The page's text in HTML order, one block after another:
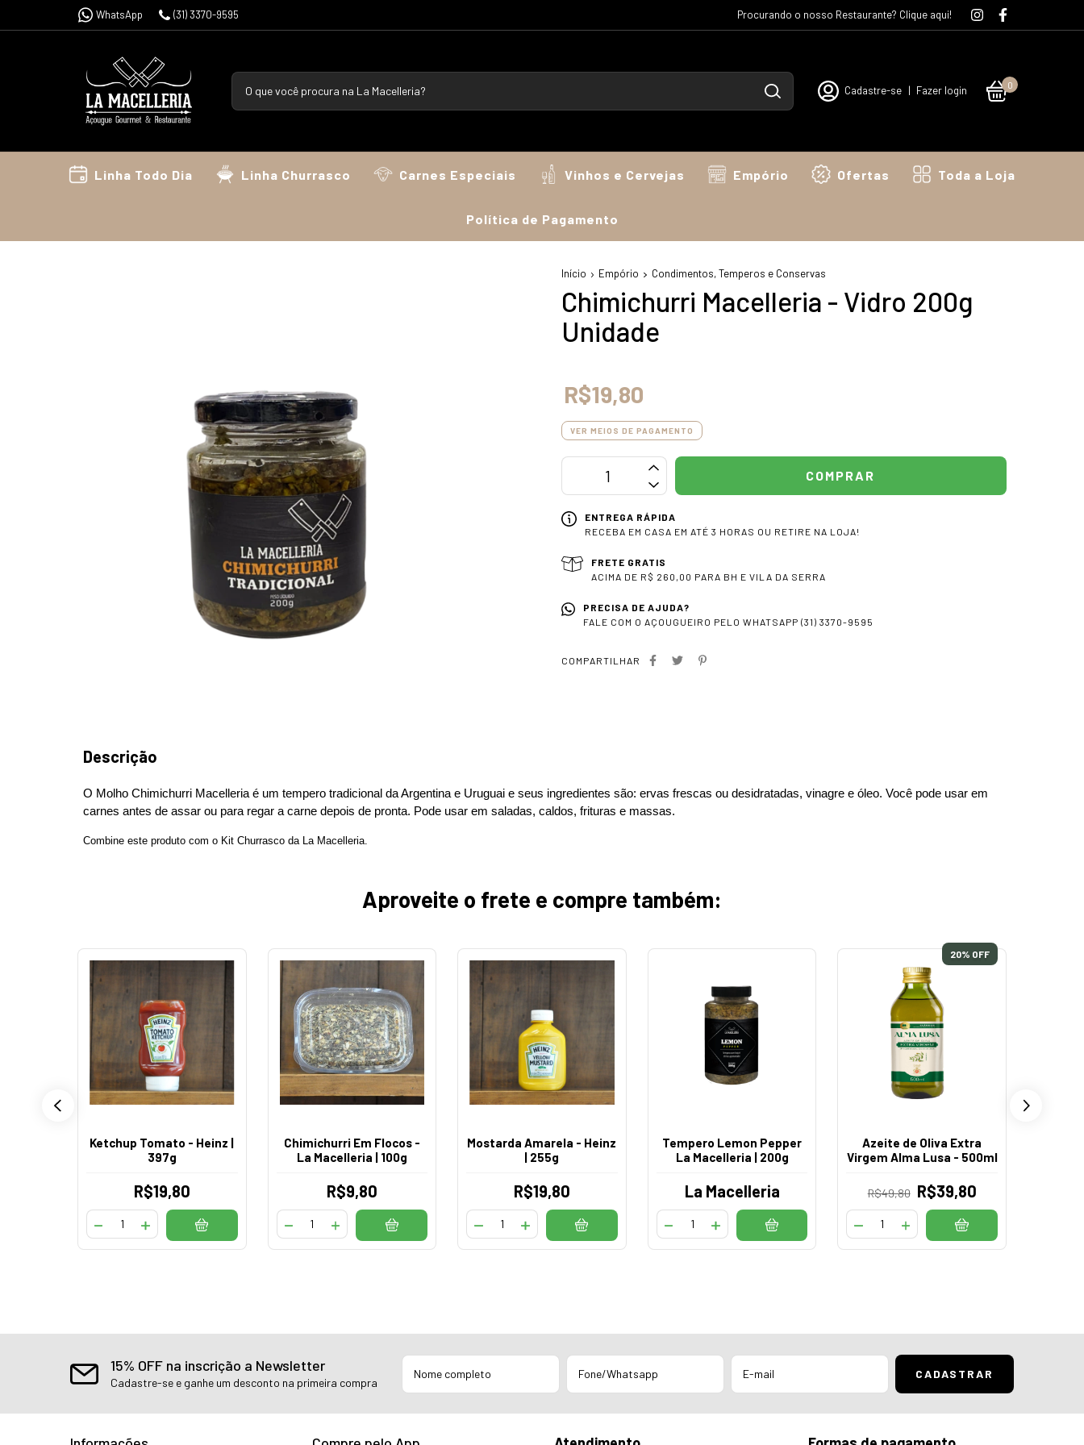
WhatsApp (31) 3370-9595 Procurando o nosso Restaurante? Clique aqui!
Cadastre-se | Fazer login 0
Linha Todo Dia Linha Churrasco Carnes Especiais Vinhos e Cervejas Empório Ofertas Toda a Loja
Política de Pagamento
Início Empório Condimentos, Temperos e Conservas
Chimichurri Macelleria - Vidro 200g
Unidade
R$19,80
VER MEIOS DE PAGAMENTO
ENTREGA RÁPIDA
RECEBA EM CASA EM ATÉ 3 HORAS OU RETIRE NA LOJA!
FRETE GRATIS
ACIMA DE R$ 260,00 PARA BH E VILA DA SERRA
PRECISA DE AJUDA?
FALE COM O AÇOUGUEIRO PELO WHATSAPP (31) 3370-9595
COMPARTILHAR
Descrição
O Molho Chimichurri Macelleria é um tempero tradicional da Argentina e Uruguai e seus ingredientes são: ervas frescas ou desidratadas, vinagre e óleo. Você pode usar em
carnes antes de assar ou para regar a carne depois de pronta. Pode usar em saladas, caldos, frituras e massas.
Combine este produto com o Kit Churrasco da La Macelleria.
Aproveite o frete e compre também:
Ketchup Tomato - Heinz |
397g
R$19,80
Chimichurri Em Flocos -
La Macelleria | 100g
R$9,80
Mostarda Amarela - Heinz
| 255g
R$19,80
Tempero Lemon Pepper
La Macelleria | 200g
La Macelleria
20% OFF
Azeite de Oliva Extra
Virgem Alma Lusa - 500ml
R$49,80 R$39,80
15% OFF na inscrição a Newsletter
Cadastre-se e ganhe um desconto na primeira compra